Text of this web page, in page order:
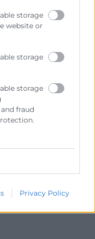
storage
website or
storage
storage
fraud
Privacy Policy